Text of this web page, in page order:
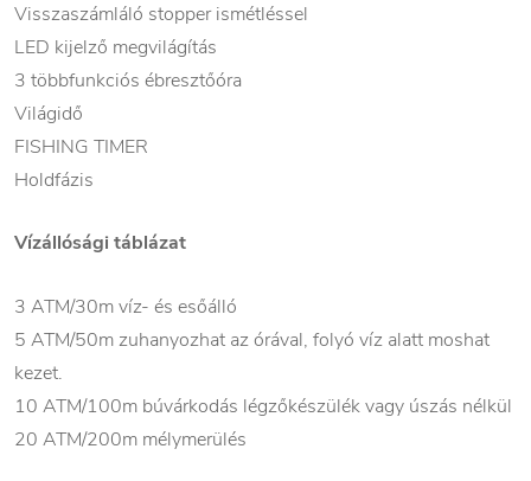
Visszaszámláló stopper ismétléssel
LED kijelző megvilágítás
3 többfunkciós ébresztőóra
Világidő
FISHING TIMER
Holdfázis
Vízállósági táblázat
3 ATM/30m víz- és esőálló
5 ATM/50m zuhanyozhat az órával, folyó víz alatt moshat
kezet.
10 ATM/100m búvárkodás légzőkészülék vagy úszás nélkül
20 ATM/200m mélymerülés